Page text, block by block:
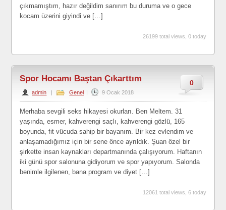
çıkmamıştım, hazır değildim sanırım bu duruma ve o gece
kocam üzerini giyindi ve […]
26199 total views, 0 today
0
Spor Hocamı Baştan Çıkarttım
admin | Genel | 9 Ocak 2018
Merhaba sevgili seks hikayesi okurları. Ben Meltem. 31
yaşında, esmer, kahverengi saçlı, kahverengi gözlü, 165
boyunda, fit vücuda sahip bir bayanım. Bir kez evlendim ve
anlaşamadığımız için bir sene önce ayrıldık. Şuan özel bir
şirkette insan kaynakları departmanında çalışıyorum. Haftanın
iki günü spor salonuna gidiyorum ve spor yapıyorum. Salonda
benimle ilgilenen, bana program ve diyet […]
12061 total views, 6 today